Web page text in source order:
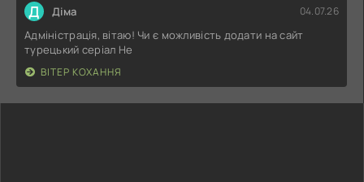
Д Діма 04.07.26
Адміністрація, вітаю! Чи є можливість додати на сайт
турецький серіал Не
ВІТЕР КОХАННЯ